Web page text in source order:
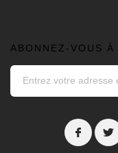
ABONNEZ-VOUS